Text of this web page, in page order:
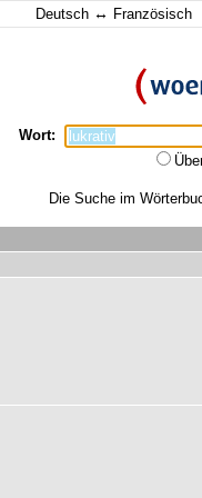
Deutsch ↔ Französisch
Wort:
Die Suche im